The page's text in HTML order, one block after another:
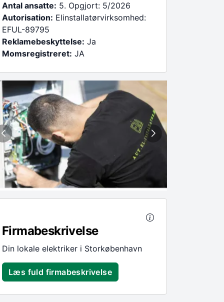
Antal ansatte: 5. Opgjort: 5/2026
Autorisation: Elinstallatørvirksomhed:
EFUL-89795
Reklamebeskyttelse: Ja
Momsregistreret: JA
Firmabeskrivelse
Din lokale elektriker i Storkøbenhavn
Læs fuld firmabeskrivelse